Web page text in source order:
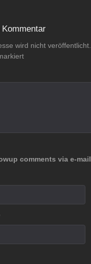
wird nicht veröffentlicht.
comments via e-mail